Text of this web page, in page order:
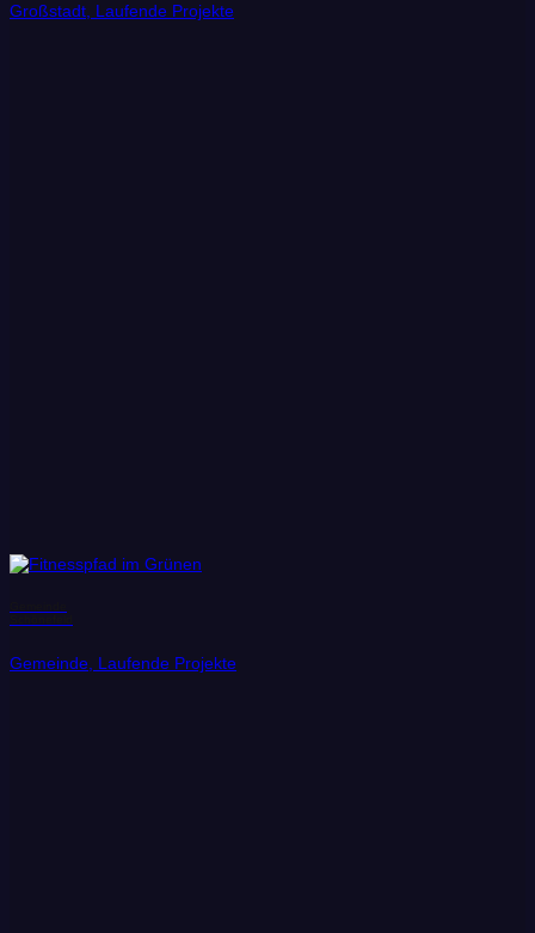
Großstadt, Laufende Projekte
Gemeinde, Laufende Projekte